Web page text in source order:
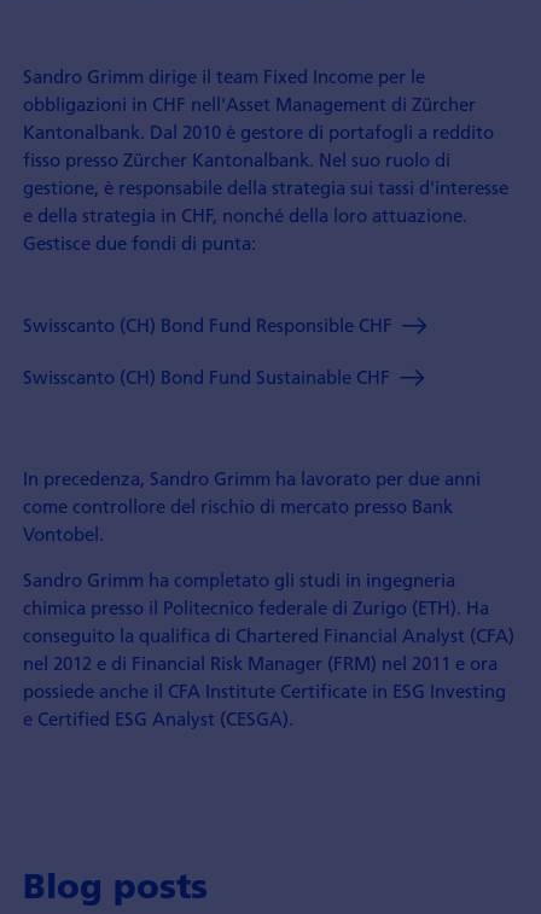
Sandro Grimm dirige il team Fixed Income per le
obbligazioni in CHF nell'Asset Management di Zürcher
Kantonalbank. Dal 2010 è gestore di portafogli a reddito
fisso presso Zürcher Kantonalbank. Nel suo ruolo di
gestione, è responsabile della strategia sui tassi d'interesse
e della strategia in CHF, nonché della loro attuazione.
Gestisce due fondi di punta:
Swisscanto (CH) Bond Fund Responsible CHF
Swisscanto (CH) Bond Fund Sustainable CHF
In precedenza, Sandro Grimm ha lavorato per due anni
come controllore del rischio di mercato presso Bank
Vontobel.
Sandro Grimm ha completato gli studi in ingegneria
chimica presso il Politecnico federale di Zurigo (ETH). Ha
conseguito la qualifica di Chartered Financial Analyst (CFA)
nel 2012 e di Financial Risk Manager (FRM) nel 2011 e ora
possiede anche il CFA Institute Certificate in ESG Investing
e Certified ESG Analyst (CESGA).
Blog posts